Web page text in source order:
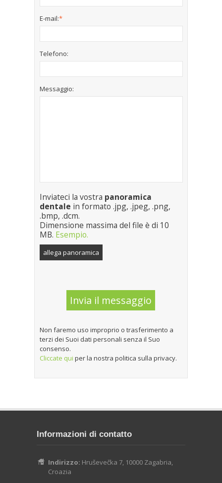
E-mail:*
Telefono:
Messaggio:
Inviateci la vostra panoramica
dentale in formato .jpg, .jpeg, .png,
.bmp, .dcm.
Dimensione massima del file è di 10
MB. Esempio.
allega panoramica
Non faremo uso improprio o trasferimento a
terzi dei Suoi dati personali senza il Suo
consenso.
Cliccate qui per la nostra politica sulla privacy.
Informazioni di contatto
Indirizzo: Hruševečka 7, 10000 Zagabria,
Croazia